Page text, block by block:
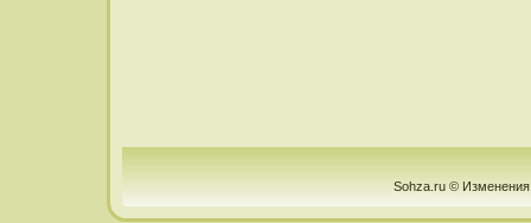
Sohza.ru © Изменения